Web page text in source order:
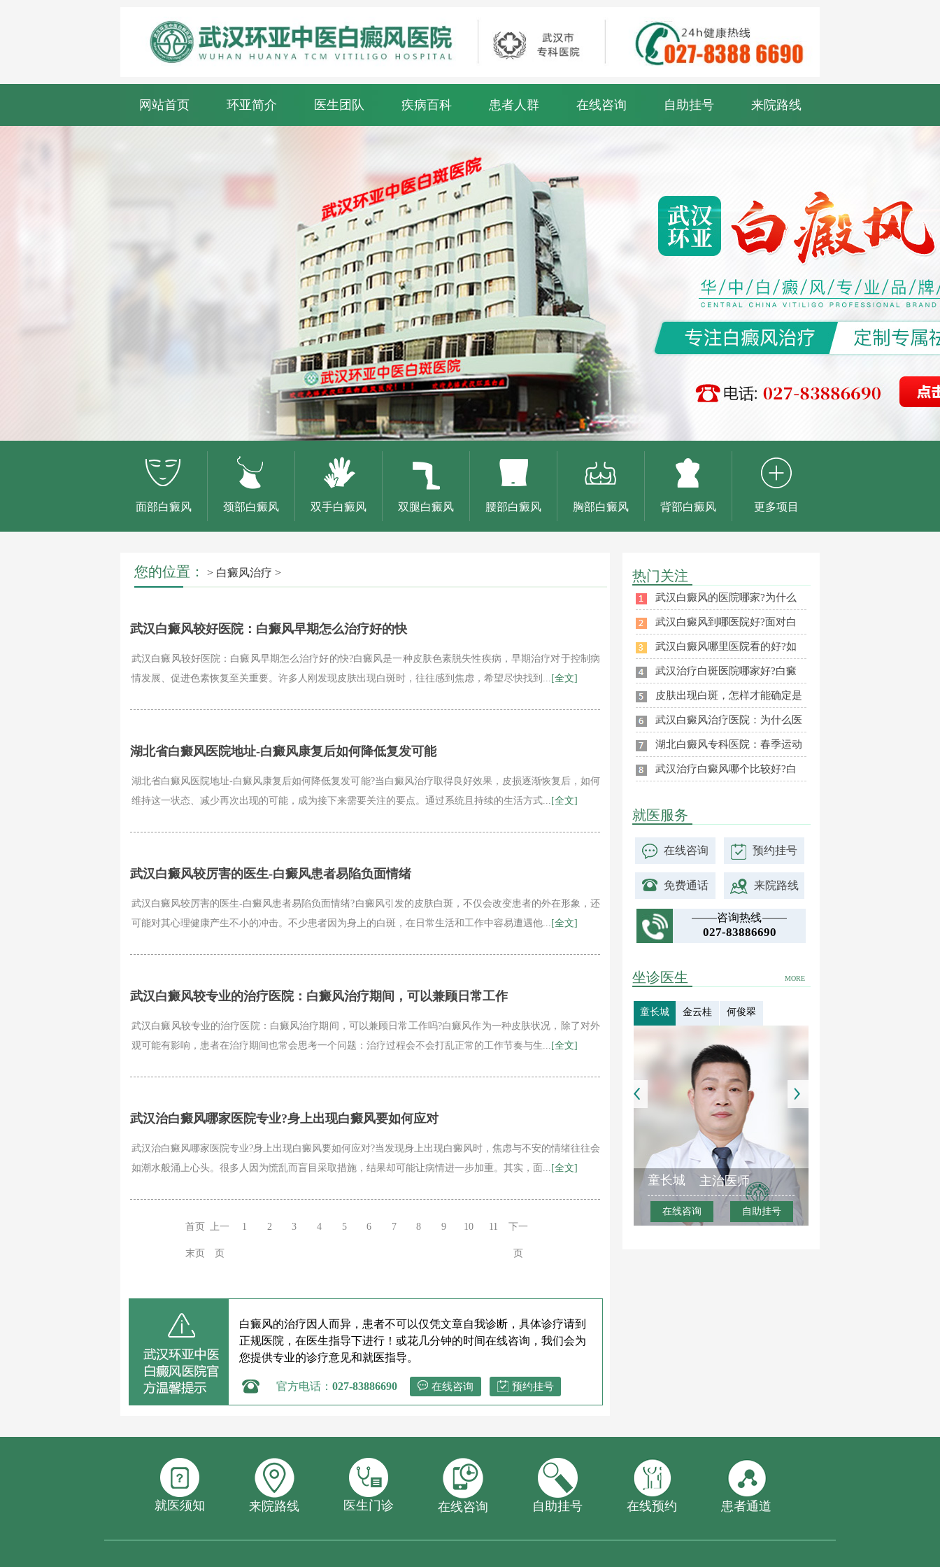
网站首页 环亚简介 医生团队 疾病百科 患者人群 在线咨询 自助挂号 来院路线
面部白癜风 颈部白癜风 双手白癜风 双腿白癜风 腰部白癜风 胸部白癜风 背部白癜风 更多项目
您的位置： > 白癜风治疗 >
武汉白癜风较好医院：白癜风早期怎么治疗好的快
武汉白癜风较好医院：白癜风早期怎么治疗好的快?白癜风是一种皮肤色素脱失性疾病，早期治疗对于控制病
情发展、促进色素恢复至关重要。许多人刚发现皮肤出现白斑时，往往感到焦虑，希望尽快找到... [全文]
湖北省白癜风医院地址-白癜风康复后如何降低复发可能
湖北省白癜风医院地址-白癜风康复后如何降低复发可能?当白癜风治疗取得良好效果，皮损逐渐恢复后，如何
维持这一状态、减少再次出现的可能，成为接下来需要关注的要点。通过系统且持续的生活方式... [全文]
武汉白癜风较厉害的医生-白癜风患者易陷负面情绪
武汉白癜风较厉害的医生-白癜风患者易陷负面情绪?白癜风引发的皮肤白斑，不仅会改变患者的外在形象，还
可能对其心理健康产生不小的冲击。不少患者因为身上的白斑，在日常生活和工作中容易遭遇他... [全文]
武汉白癜风较专业的治疗医院：白癜风治疗期间，可以兼顾日常工作
武汉白癜风较专业的治疗医院：白癜风治疗期间，可以兼顾日常工作吗?白癜风作为一种皮肤状况，除了对外
观可能有影响，患者在治疗期间也常会思考一个问题：治疗过程会不会打乱正常的工作节奏与生... [全文]
武汉治白癜风哪家医院专业?身上出现白癜风要如何应对
武汉治白癜风哪家医院专业?身上出现白癜风要如何应对?当发现身上出现白癜风时，焦虑与不安的情绪往往会
如潮水般涌上心头。很多人因为慌乱而盲目采取措施，结果却可能让病情进一步加重。其实，面... [全文]
首页 上一
页
1 2 3 4 5 6 7 8 9 10 11 下一
页
末页
白癜风的治疗因人而异，患者不可以仅凭文章自我诊断，具体诊疗请到
正规医院，在医生指导下进行！或花几分钟的时间在线咨询，我们会为
您提供专业的诊疗意见和就医指导。
官方电话： 027-83886690 在线咨询 预约挂号
热门关注
武汉白癜风的医院哪家?为什么
武汉白癜风到哪医院好?面对白
武汉白癜风哪里医院看的好?如
武汉治疗白斑医院哪家好?白癜
皮肤出现白斑，怎样才能确定是
武汉白癜风治疗医院：为什么医
湖北白癜风专科医院：春季运动
武汉治疗白癜风哪个比较好?白
就医服务
在线咨询 预约挂号
免费通话 来院路线
咨询热线
027-83886690
MORE
坐诊医生
童长城 金云桂 何俊翠
童长城 主治医师
在线咨询 自助挂号
就医须知 来院路线 医生门诊 在线咨询 自助挂号 在线预约 患者通道